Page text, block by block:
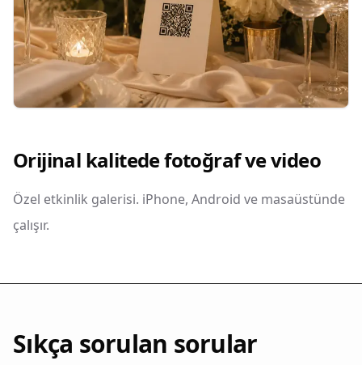
Orijinal kalitede fotoğraf ve video
Özel etkinlik galerisi. iPhone, Android ve masaüstünde
çalışır.
Sıkça sorulan sorular